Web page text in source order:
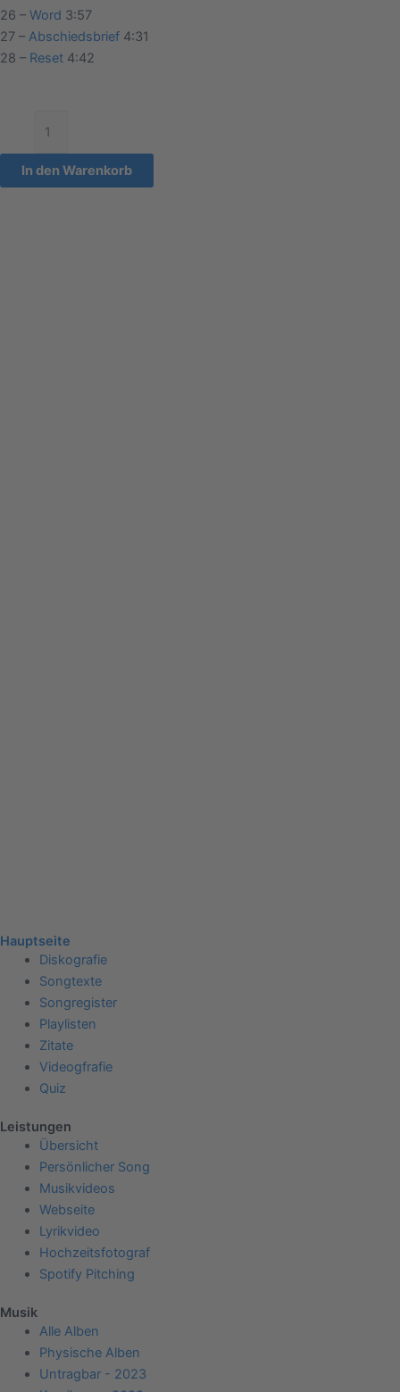
26 – Word 3:57
27 – Abschiedsbrief 4:31
28 – Reset 4:42
In den Warenkorb
Hauptseite
Diskografie
Songtexte
Songregister
Playlisten
Zitate
Videogfrafie
Quiz
Leistungen
Übersicht
Persönlicher Song
Musikvideos
Webseite
Lyrikvideo
Hochzeitsfotograf
Spotify Pitching
Musik
Alle Alben
Physische Alben
Untragbar - 2023